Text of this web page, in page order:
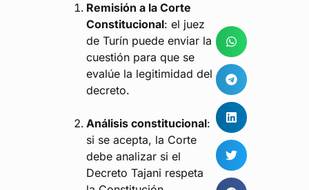
Remisión a la Corte
Constitucional: el juez
de Turín puede enviar la
cuestión para que se
evalúe la legitimidad del
decreto.
Análisis constitucional:
si se acepta, la Corte
debe analizar si el
Decreto Tajani respeta